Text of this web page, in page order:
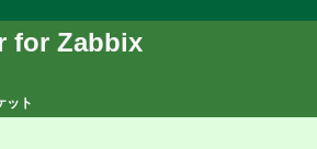
for Zabbix
ット